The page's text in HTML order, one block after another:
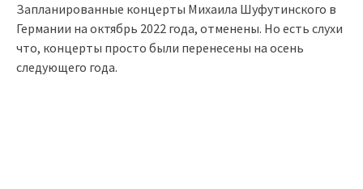
Запланированные концерты Михаила Шуфутинского в
Германии на октябрь 2022 года, отменены. Но есть слухи
что, концерты просто были перенесены на осень
следующего года.